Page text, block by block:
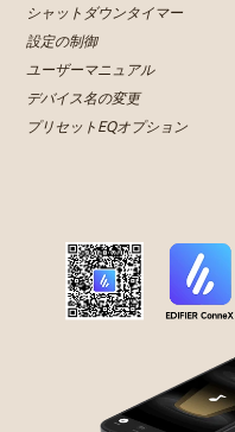
シャットダウンタイマー
設定の制御
ユーザーマニュアル
デバイス名の変更
プリセットEQオプション